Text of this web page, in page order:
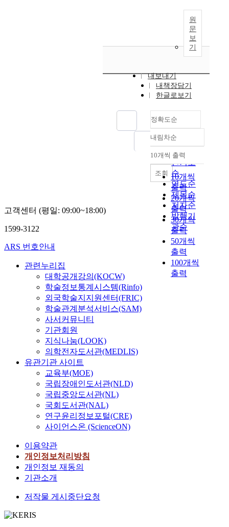
원
문
보
기
내보내기
내책장담기
한글로보기
정확도순
정확도
순
인기도
순
연도순
제목순
저자순
발행기
관순
내림차순
내림차순
10개씩 출력
10개씩
출력
20개씩
출력
30개씩
출력
50개씩
출력
100개씩
출력
조회
고객센터 (평일: 09:00~18:00)
1599-3122
ARS 번호안내
관련누리집
대학공개강의(KOCW)
학술정보통계시스템(Rinfo)
외국학술지지원센터(FRIC)
학술관계분석서비스(SAM)
사서커뮤니티
기관회원
지식나눔(LOOK)
의학전자도서관(MEDLIS)
유관기관 사이트
교육부(MOE)
국립장애인도서관(NLD)
국립중앙도서관(NL)
국회도서관(NAL)
연구윤리정보포털(CRE)
사이언스온 (ScienceON)
이용약관
개인정보처리방침
개인정보 재동의
기관소개
저작물 게시중단요청